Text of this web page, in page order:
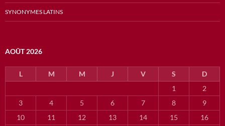
SYNONYMES LATINS
AOÛT 2026
L M M J V S
D
1
2
3
4 5 6 7 8
9
10
11 12 13 14 15 16